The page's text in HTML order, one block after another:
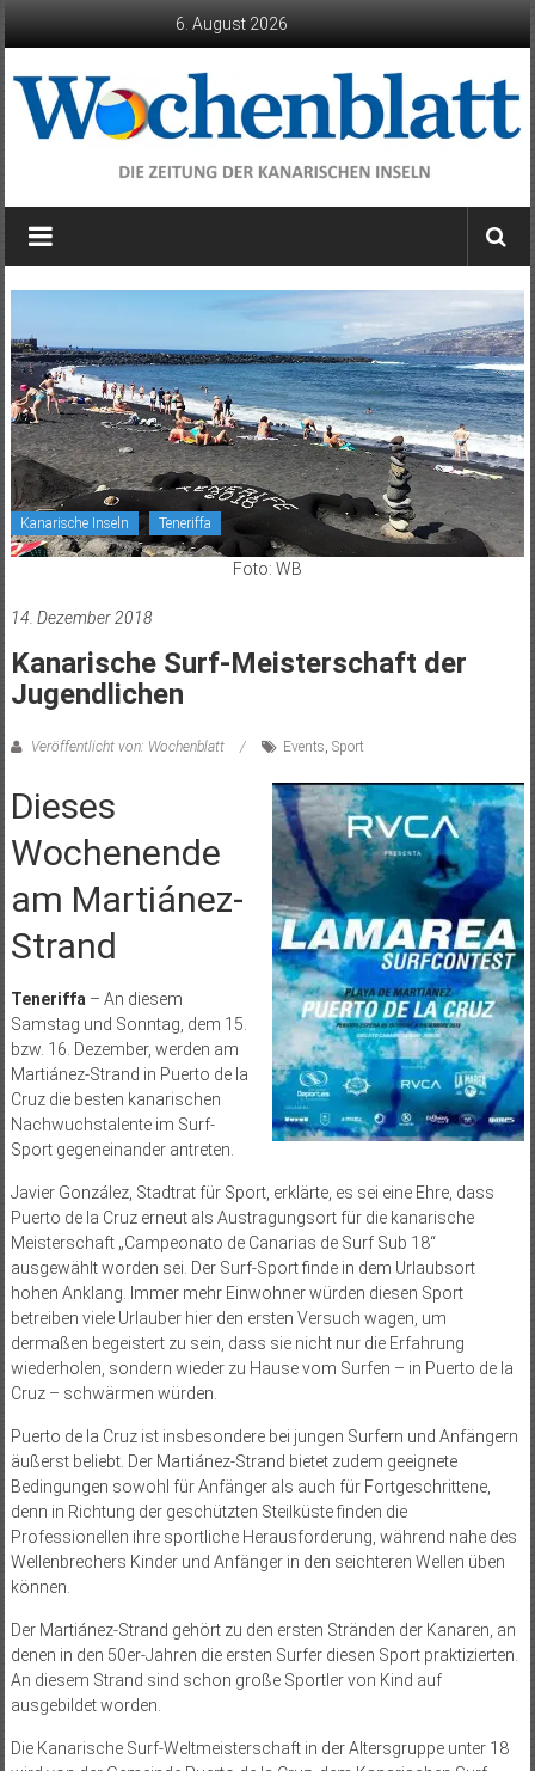
6. August 2026
Wochenblatt
die
Kanarischen
Inseln
Kanarische Inseln Teneriffa
Foto: WB
14. Dezember 2018
Kanarische Surf-Meisterschaft der
Jugendlichen
Veröffentlicht von: Wochenblatt Events, Sport
Dieses
Wochenende
am Martiánez-
Strand
Teneriffa– An diesem
Samstag und Sonntag, dem 15.
bzw. 16. Dezember, werden am
Martiánez-Strand in Puerto de la
Cruz die besten kanarischen
Nachwuchstalente im Surf-
Sport gegeneinander antreten.
Javier González, Stadtrat für Sport, erklärte, es sei eine Ehre, dass
Puerto de la Cruz erneut als Austragungsort für die kanarische
Meisterschaft „Campeonato de Canarias de Surf Sub 18“
ausgewählt worden sei. Der Surf-Sport finde in dem Urlaubsort
hohen Anklang. Immer mehr Einwohner würden diesen Sport
betreiben viele Urlauber hier den ersten Versuch wagen, um
dermaßen begeistert zu sein, dass sie nicht nur die Erfahrung
wiederholen, sondern wieder zu Hause vom Surfen – in Puerto de la
Cruz – schwärmen würden.
Puerto de la Cruz ist insbesondere bei jungen Surfern und Anfängern
äußerst beliebt. Der Martiánez-Strand bietet zudem geeignete
Bedingungen sowohl für Anfänger als auch für Fortgeschrittene,
denn in Richtung der geschützten Steilküste finden die
Professionellen ihre sportliche Herausforderung, während nahe des
Wellenbrechers Kinder und Anfänger in den seichteren Wellen üben
können.
Der Martiánez-Strand gehört zu den ersten Stränden der Kanaren, an
denen in den 50er-Jahren die ersten Surfer diesen Sport praktizierten.
An diesem Strand sind schon große Sportler von Kind auf
ausgebildet worden.
Die Kanarische Surf-Weltmeisterschaft in der Altersgruppe unter 18